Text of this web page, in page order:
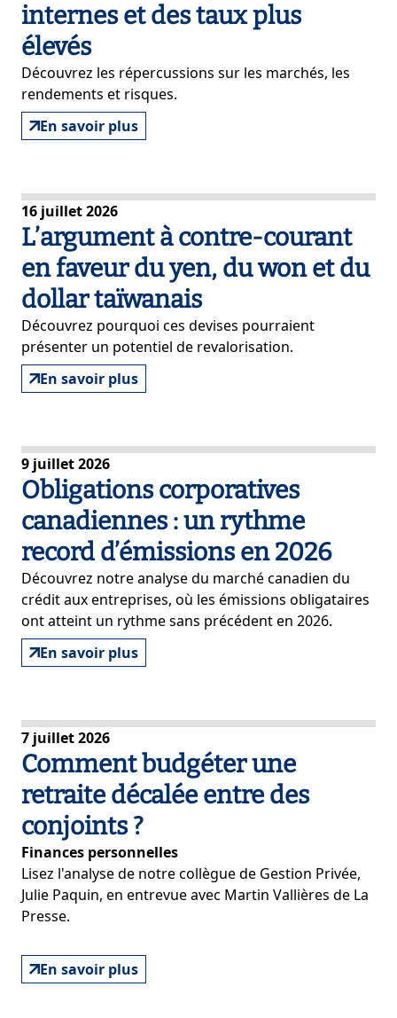
internes et des taux plus
élevés
Découvrez les répercussions sur les marchés, les
rendements et risques.
En savoir plus
16 juillet 2026
L’argument à contre-courant
en faveur du yen, du won et du
dollar taïwanais
Découvrez pourquoi ces devises pourraient
présenter un potentiel de revalorisation.
En savoir plus
9 juillet 2026
Obligations corporatives
canadiennes : un rythme
record d’émissions en 2026
Découvrez notre analyse du marché canadien du
crédit aux entreprises, où les émissions obligataires
ont atteint un rythme sans précédent en 2026.
En savoir plus
7 juillet 2026
Comment budgéter une
retraite décalée entre des
conjoints ?
Finances personnelles
Lisez l'analyse de notre collègue de Gestion Privée,
Julie Paquin, en entrevue avec Martin Vallières de La
Presse.
En savoir plus